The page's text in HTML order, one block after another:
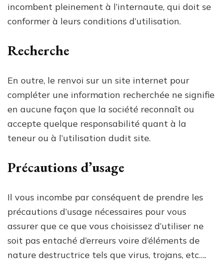
incombent pleinement à l’internaute, qui doit se
conformer à leurs conditions d’utilisation.
Recherche
En outre, le renvoi sur un site internet pour
compléter une information recherchée ne signifie
en aucune façon que la société reconnaît ou
accepte quelque responsabilité quant à la
teneur ou à l’utilisation dudit site.
Précautions d’usage
Il vous incombe par conséquent de prendre les
précautions d’usage nécessaires pour vous
assurer que ce que vous choisissez d’utiliser ne
soit pas entaché d’erreurs voire d’éléments de
nature destructrice tels que virus, trojans, etc….